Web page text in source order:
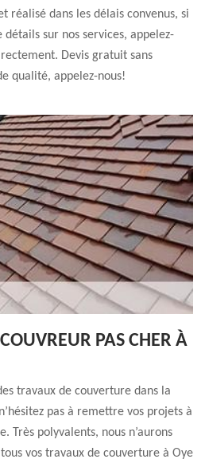
réalisé dans les délais convenus, si
détails sur nos services, appelez-
Devis gratuit sans
qualité, appelez-nous!
PAS CHER À
travaux de couverture dans la
pas à remettre vos projets à
Très polyvalents, nous n’aurons
vos travaux de couverture à Oye